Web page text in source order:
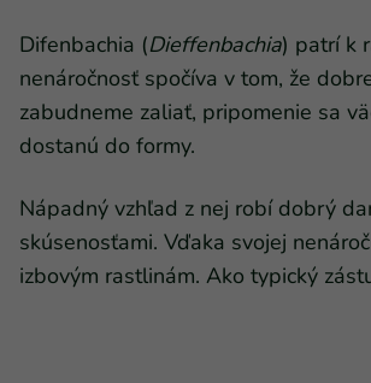
Difenbachia (Dieffenbachia) patrí k
nenáročnosť spočíva v tom, že
zabudneme zaliať, pripomenie sa
dostanú do formy.
Nápadný vzhľad z nej robí dobrý
skúsenosťami. Vďaka svojej
izbovým rastlinám. Ako typický